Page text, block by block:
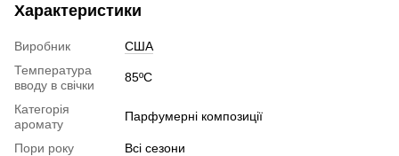
Характеристики
Виробник
США
Температура
вводу в свічки
85ºC
Категорія
аромату
Парфумерні композиції
Пори року
Всі сезони